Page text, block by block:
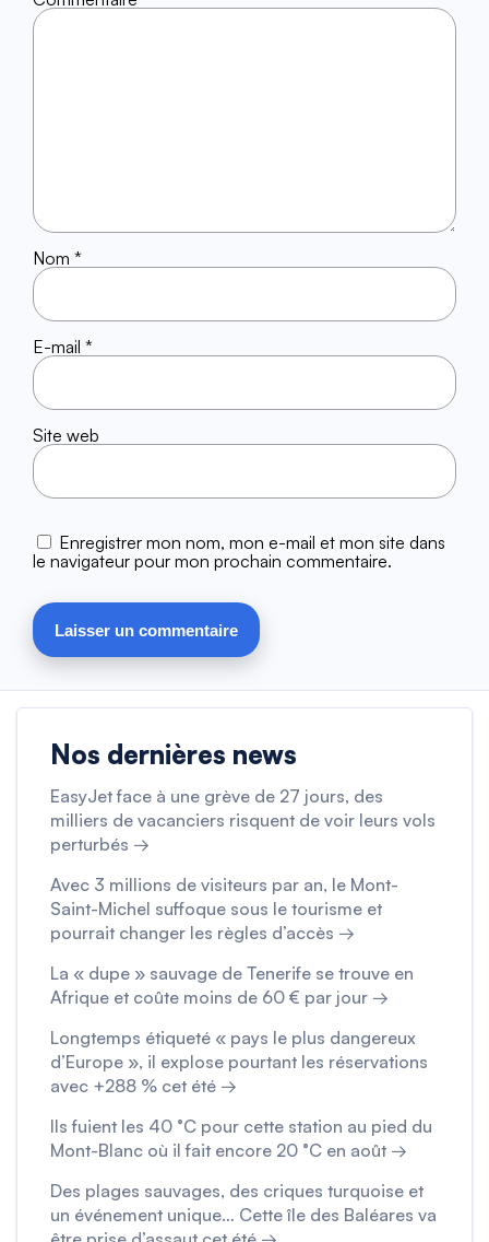
Nom *
E-mail *
Site web
Enregistrer mon nom, mon e-mail et mon site dans
le navigateur pour mon prochain commentaire.
Nos dernières news
EasyJet face à une grève de 27 jours, des
milliers de vacanciers risquent de voir leurs vols
perturbés →
Avec 3 millions de visiteurs par an, le Mont-
Saint-Michel suffoque sous le tourisme et
pourrait changer les règles d’accès →
La « dupe » sauvage de Tenerife se trouve en
Afrique et coûte moins de 60 € par jour →
Longtemps étiqueté « pays le plus dangereux
d’Europe », il explose pourtant les réservations
avec +288 % cet été →
Ils fuient les 40 °C pour cette station au pied du
Mont-Blanc où il fait encore 20 °C en août →
Des plages sauvages, des criques turquoise et
un événement unique… Cette île des Baléares va